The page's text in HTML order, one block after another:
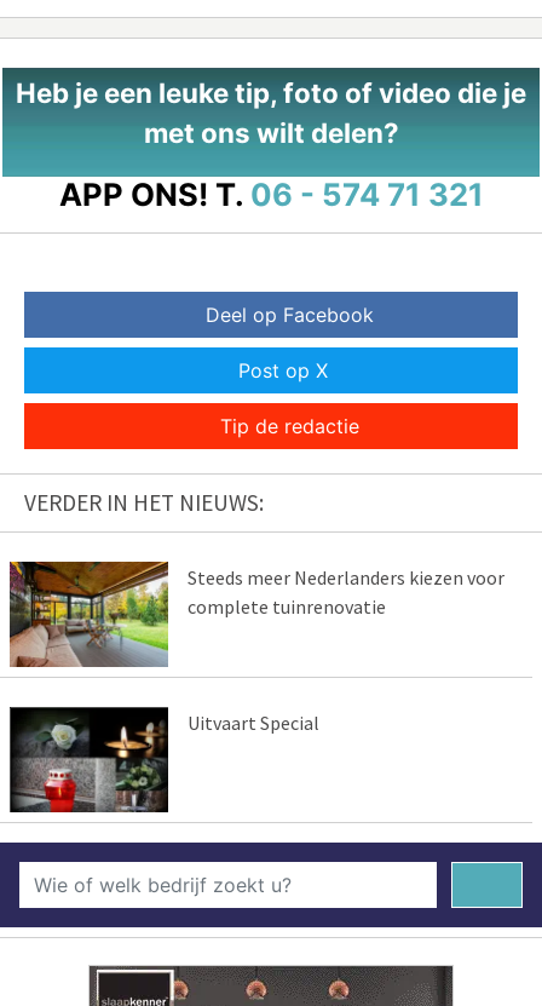
Heb je een leuke tip, foto of video die je
met ons wilt delen?
APP ONS! T. 06 - 574 71 321
Deel op Facebook
Post op X
Tip de redactie
VERDER IN HET NIEUWS:
Steeds meer Nederlanders kiezen voor
complete tuinrenovatie
Uitvaart Special